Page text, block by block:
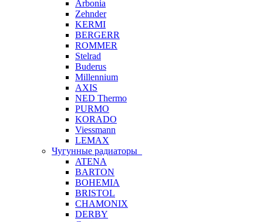
Arbonia
Zehnder
KERMI
BERGERR
ROMMER
Stelrad
Buderus
Millennium
AXIS
NED Thermo
PURMO
KORADO
Viessmann
LEMAX
Чугунные радиаторы
ATENA
BARTON
BOHEMIA
BRISTOL
CHAMONIX
DERBY